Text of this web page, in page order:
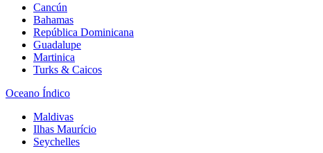
Cancún
Bahamas
República Dominicana
Guadalupe
Martinica
Turks & Caicos
Oceano Índico
Maldivas
Ilhas Maurício
Seychelles